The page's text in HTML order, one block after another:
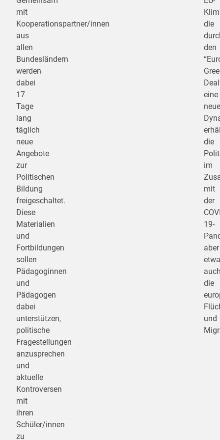
mit
Kooperationspartner/innen
aus
allen
Bundesländern
werden
dabei
17
Tage
lang
täglich
neue
Angebote
zur
Politischen
Bildung
freigeschaltet.
Diese
Materialien
und
Fortbildungen
sollen
Pädagoginnen
und
Pädagogen
dabei
unterstützen,
politische
Fragestellungen
anzusprechen
und
aktuelle
Kontroversen
mit
ihren
Schüler/innen
zu
die
den
eine
neue
die
im
mit
der
19-
aber
etwa
die
und